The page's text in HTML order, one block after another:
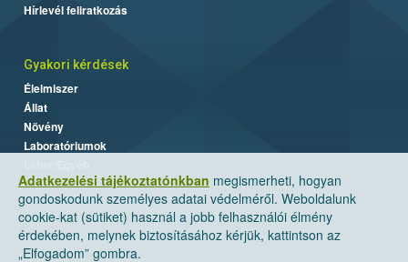
Adatkezelési tájékoztatónkban megismerheti, hogyan
gondoskodunk személyes adatai védelméről. Weboldalunk
cookie-kat (sütiket) használ a jobb felhasználói élmény
érdekében, melynek biztosításához kérjük, kattintson az
„Elfogadom” gombra.
Hírlevél feliratkozás
Gyakori kérdések
Élelmiszer
Állat
Növény
Laboratóriumok